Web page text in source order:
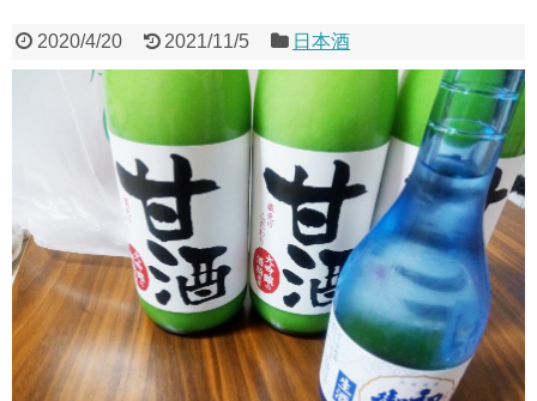
2020/4/20 2021/11/5 日本酒